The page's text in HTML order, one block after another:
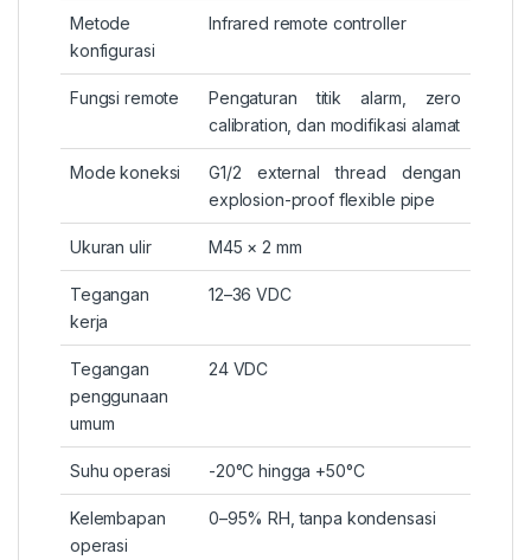
Metode
konfigurasi
Infrared remote controller
Fungsi remote
Pengaturan titik alarm, zero
calibration, dan modifikasi alamat
Mode koneksi
G1/2 external thread dengan
explosion-proof flexible pipe
Ukuran ulir M45 × 2 mm
Tegangan
kerja
12–36 VDC
Tegangan
penggunaan
umum
24 VDC
Suhu operasi -20°C hingga +50°C
Kelembapan
operasi
0–95% RH, tanpa kondensasi